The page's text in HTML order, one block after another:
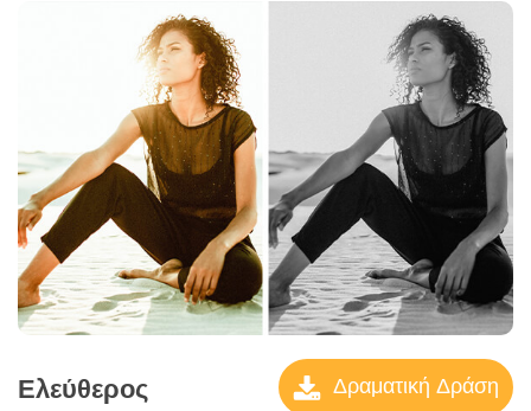
Ελεύθερος Δραματική Δράση